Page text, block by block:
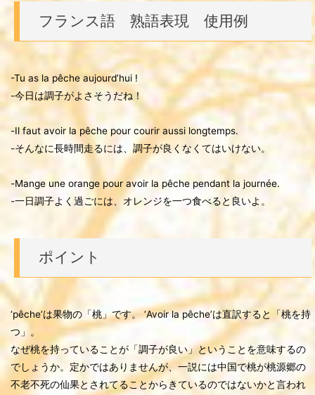
フランス語 熟語表現 使用例
-Tu as la pêche aujourd’hui !
-今日は調子がよさそうだね！
-Il faut avoir la pêche pour courir aussi longtemps.
-そんなに長時間走るには、調子が良くなくてはいけない。
-Mange une orange pour avoir la pêche pendant la journée.
-一日調子よく過ごには、オレンジを一つ食べると良いよ。
ポイント
‘pêche’は果物の「桃」です。 ‘Avoir la pêche’は直訳すると「桃を持
つ」。
なぜ桃を持っていることが「調子が良い」ということを意味するの
でしょうか。定かではありませんが、一説には中国で桃が桃源郷の
不老不死の仙果とされてることからきているのではないかと言われ